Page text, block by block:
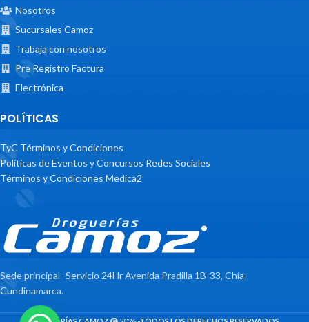
Nosotros
Sucursales Camoz
Trabaja con nosotros
Pre Registro Factura
Electrónica
POLÍTICAS
TyC Términos y Condiciones
Políticas de Eventos y Concursos Redes Sociales
Términos y Condiciones Medica2
Sede principal -Servicio 24Hr Avenida Pradilla 1B-33, Chía-
Cundinamarca.